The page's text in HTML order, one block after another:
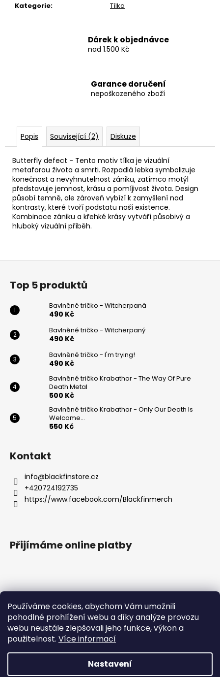
Používáme cookies, abychom Vám umožnili
pohodlné prohlížení webu a díky analýze provozu
webu neustále zlepšovali jeho funkce, výkon a
použitelnost. Více informací
Nastavení
Milí zákazníci, velice Vás prosíme, abyste objednávky, které
Kategorie: Tílka
Dárek k objednávce
nad 1.500 Kč
Garance doručení
nepoškozeného zboží
Popis Související (2) Diskuze
Butterfly defect - Tento motiv tílka je vizuální
metaforou života a smrti. Rozpadlá lebka symbolizuje
konečnost a nevyhnutelnost zániku, zatímco motýl
představuje jemnost, krásu a pomíjivost života. Design
působí temně, ale zároveň vybízí k zamyšlení nad
kontrasty, které tvoří podstatu naší existence.
Kombinace zániku a křehké krásy vytváří působivý a
hluboký vizuální příběh.
Z
Top 5 produktů
Bavlněné tričko - Witcherpaná
490 Kč
Bavlněné tričko - Witcherpaný
490 Kč
Bavlněné tričko - I'm trying!
490 Kč
Bavlněné tričko Krabathor - The Way Of Pure
Death Metal
500 Kč
Bavlněné tričko Krabathor - Only Our Death Is
Welcome...
550 Kč
Kontakt
info@blackfinstore.cz
+420724192735
https://www.facebook.com/Blackfinmerch
Přijímáme online platby
Základní zásady ochrany osobních údajů |
Všeobecné obchodní podmínky |
Správná péče o potisk |